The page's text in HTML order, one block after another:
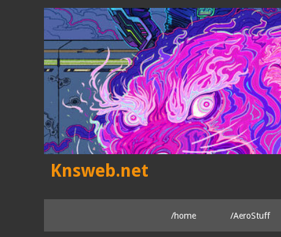
Skip
content
Knsweb.net
/home /AeroStuff